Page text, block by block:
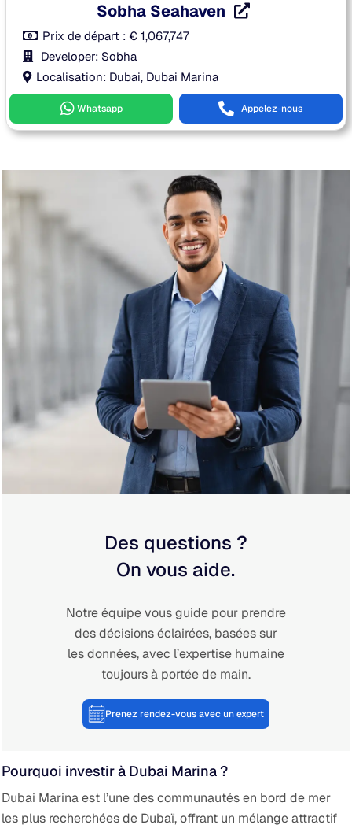
Sobha Seahaven
Prix de départ :€ 1,067,747
Developer: Sobha
Localisation: Dubai, Dubai Marina
Whatsapp Appelez-nous
Des questions ?
On vous aide.
Notre équipe vous guide pour prendre
des décisions éclairées, basées sur
les données, avec l’expertise humaine
toujours à portée de main.
Prenez rendez-vous avec un expert
Pourquoi investir à Dubai Marina ?
Dubai Marina est l’une des communautés en bord de mer
les plus recherchées de Dubaï, offrant un mélange attractif